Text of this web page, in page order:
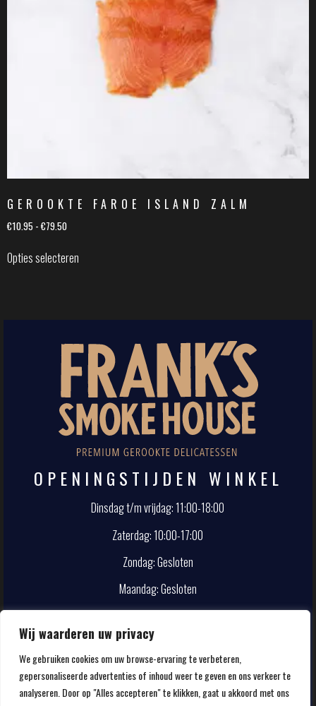
Wij waarderen uw privacy
We gebruiken cookies om uw browse-ervaring te verbeteren,
gepersonaliseerde advertenties of inhoud weer te geven en ons verkeer te
analyseren. Door op "Alles accepteren" te klikken, gaat u akkoord met ons
GEROOKTE FAROE ISLAND ZALM
€10.95 - €79.50
Opties selecteren
OPENINGSTIJDEN WINKEL
Dinsdag t/m vrijdag: 11:00-18:00
Zaterdag: 10:00-17:00
Zondag: Gesloten
Maandag: Gesloten
CONTACT
info@smokehouse.nl
020-5857107